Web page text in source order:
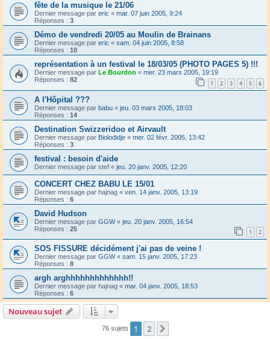
fête de la musique le 21/06
Dernier message par eric « mar. 07 juin 2005, 9:24
Réponses : 3
Démo de vendredi 20/05 au Moulin de Brainans
Dernier message par eric « sam. 04 juin 2005, 8:58
Réponses : 10
représentation à un festival le 18/03/05 (PHOTO PAGES 5) !!!
Dernier message par Le Bourdon « mer. 23 mars 2005, 19:19
Réponses : 82 1 2 3 4 5 6
A l'Hôpital ???
Dernier message par babu « jeu. 03 mars 2005, 18:03
Réponses : 14
Destination Swizzeridoo et Airvault
Dernier message par Biolodidje « mer. 02 févr. 2005, 13:42
Réponses : 3
festival : besoin d'aide
Dernier message par stef « jeu. 20 janv. 2005, 12:20
CONCERT CHEZ BABU LE 15/01
Dernier message par hajnag « ven. 14 janv. 2005, 13:19
Réponses : 6
David Hudson
Dernier message par GGW« jeu. 20 janv. 2005, 16:54
Réponses : 25 1 2
SOS FISSURE décidément j'ai pas de veine !
Dernier message par GGW« sam. 15 janv. 2005, 17:23
Réponses : 8
argh arghhhhhhhhhhhhh!!
Dernier message par hajnag « mar. 04 janv. 2005, 18:53
Réponses : 6
Nouveau sujet
76 sujets 1 2